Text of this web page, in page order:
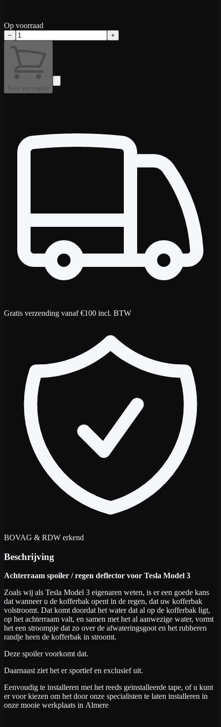
Op voorraad
− +
Kies een optie
Gratis verzending vanaf €100 incl. BTW
BOVAG & RDW erkend
Beschrijving
Achterraam spoiler / regen deflector voor Tesla Model 3
Zoals wij als Tesla Model 3 eigenaren weten, is er een goede kans
dat wanneer u de kofferbak opent in de regen, dat uw kofferbak
volstroomt. Dat komt doordat het water dat al op de kofferbak ligt,
op het achterraam valt, en samen met het al aanwezige water, vormt
het een stroompje dat zo over de afwateringsgoot en het rubberen
randje heen de kofferbak in stroomt.
Deze spoiler voorkomt dat.
Daarnaast ziet het er sportief en exclusief uit.
Eenvoudig te installeren met het reeds geinstalleerde tape, of u kunt
er voor kiezen om het door onze specialisten te laten installeren in
onze mooie werkplaats in Almere